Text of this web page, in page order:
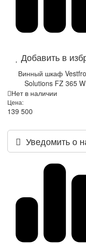
Добавить в
Винный шкаф
Solutions FZ 365 W
Нет в наличии
Цена:
139 500
Уведомить о